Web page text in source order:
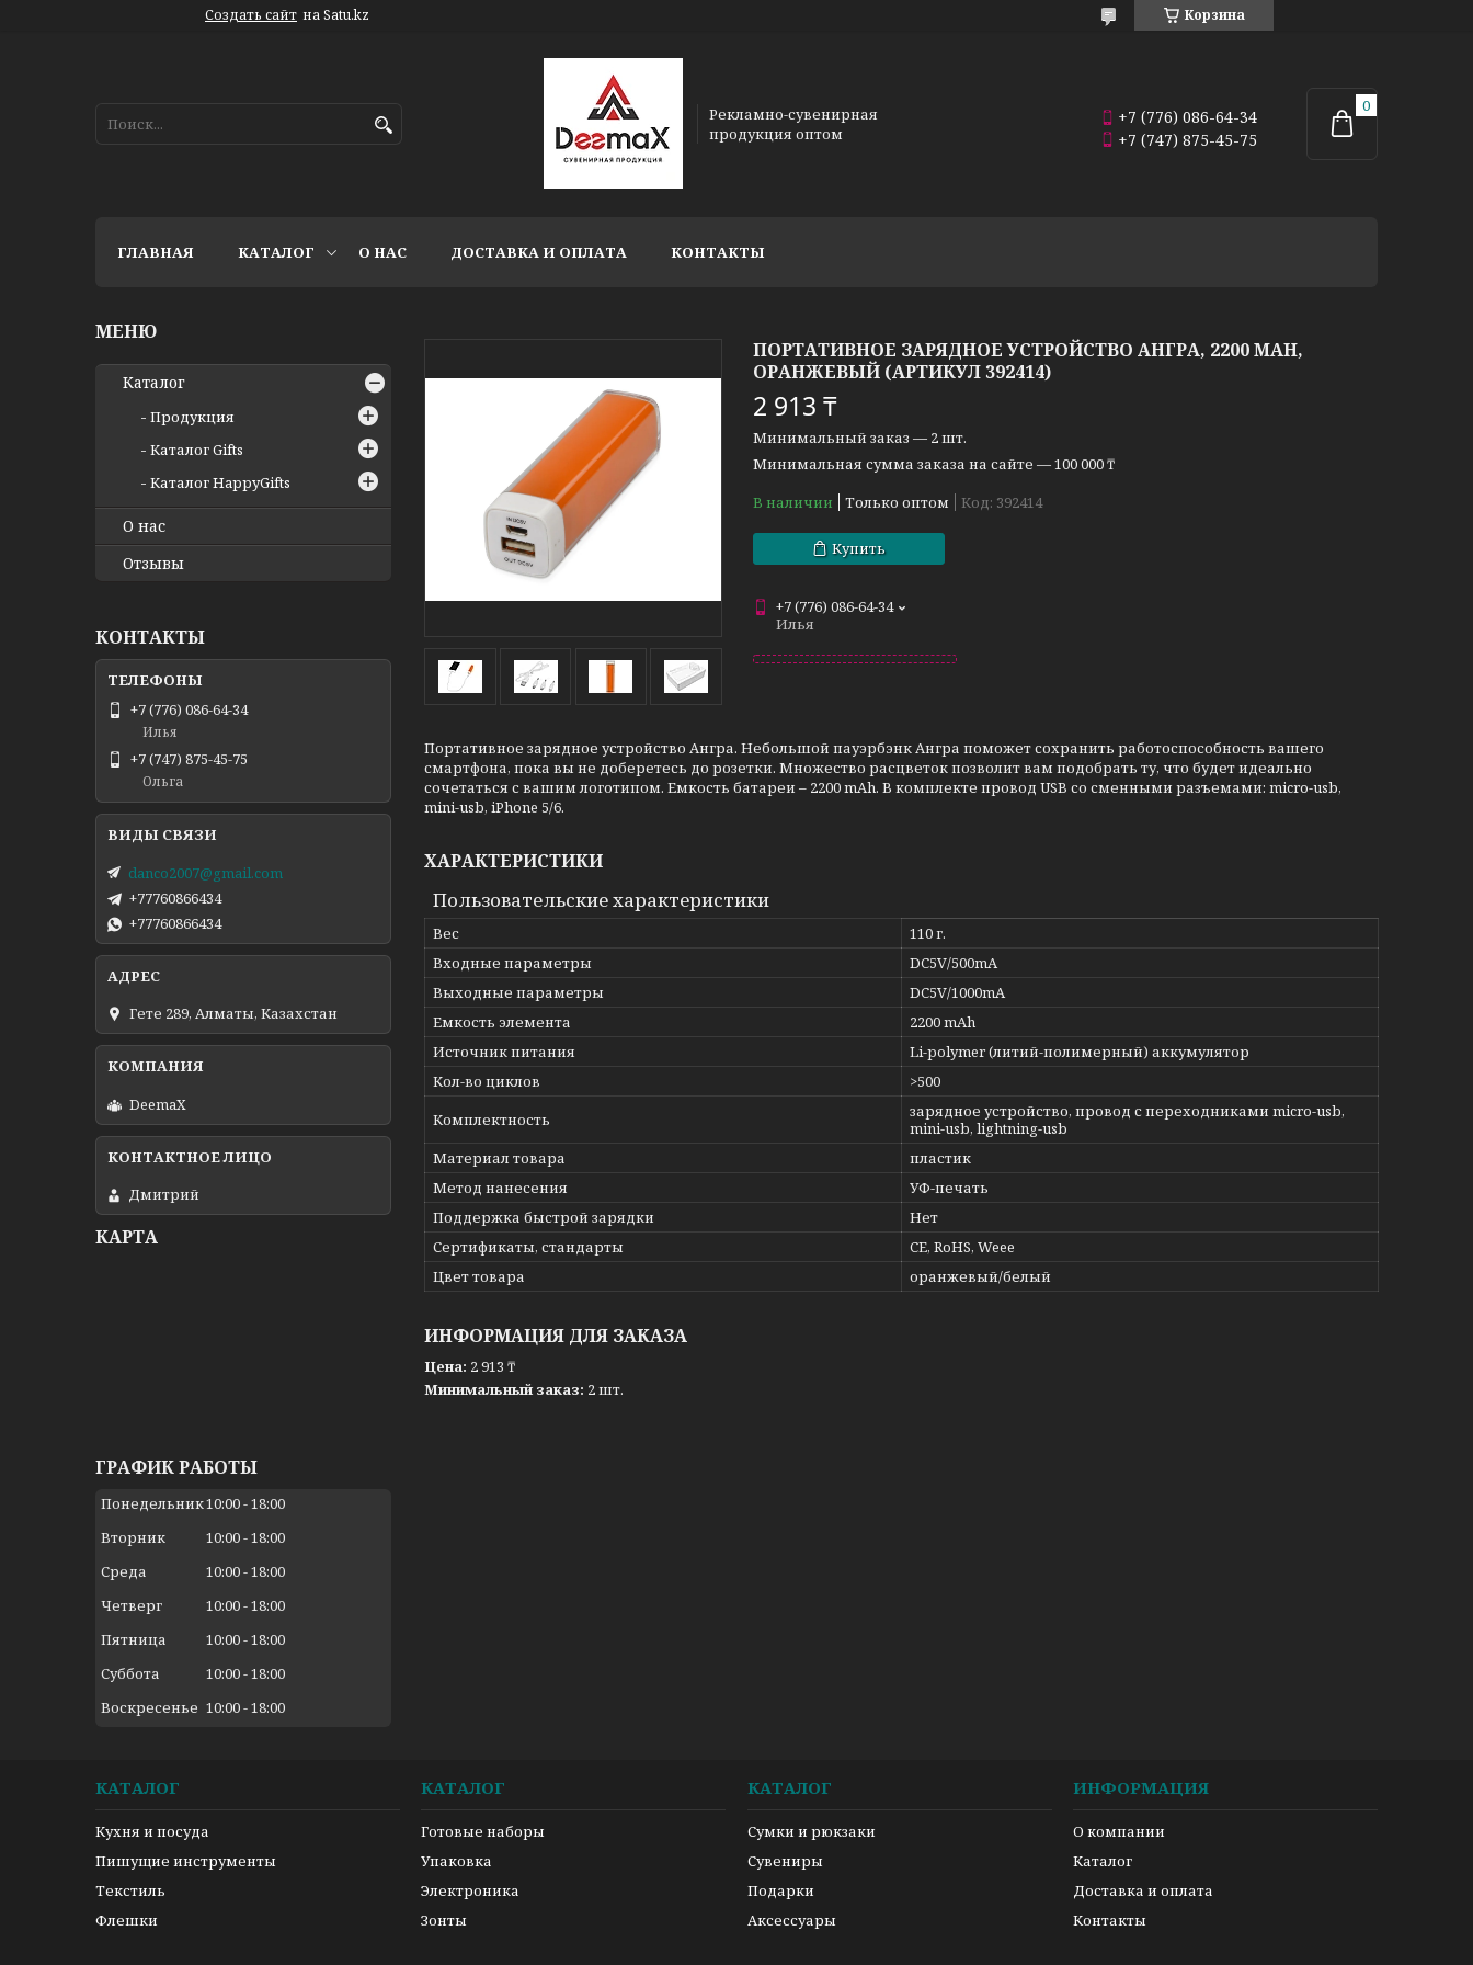
Создать сайт на Satu.kz Корзина
Рекламно-сувенирная
продукция оптом
+7 (776) 086-64-34
+7 (747) 875-45-75
ГЛАВНАЯ КАТАЛОГ О НАС ДОСТАВКА И ОПЛАТА КОНТАКТЫ
ПОРТАТИВНОЕ ЗАРЯДНОЕ УСТРОЙСТВО АНГРА, 2200 MAH,
ОРАНЖЕВЫЙ (АРТИКУЛ 392414)
2 913 ₸
Минимальный заказ — 2 шт.
Минимальная сумма заказа на сайте — 100 000 ₸
В наличии
Только оптом Код: 392414
Купить
+7 (776) 086-64-34
Илья
Портативное зарядное устройство Ангра. Небольшой пауэрбэнк Ангра поможет сохранить работоспособность вашего
смартфона, пока вы не доберетесь до розетки. Множество расцветок позволит вам подобрать ту, что будет идеально
сочетаться с вашим логотипом. Емкость батареи – 2200 mAh. В комплекте провод USB со сменными разъемами: micro-usb,
mini-usb, iPhone 5/6.
ХАРАКТЕРИСТИКИ
Пользовательские характеристики
Вес
110 г.
Входные параметры
DC5V/500mA
Выходные параметры
DC5V/1000mA
Емкость элемента
2200 mAh
Источник питания
Li-polymer (литий-полимерный) аккумулятор
Кол-во циклов
>500
Комплектность
зарядное устройство, провод с переходниками micro-usb,
mini-usb, lightning-usb
Материал товара
пластик
Метод нанесения
УФ-печать
Поддержка быстрой зарядки
Нет
Сертификаты, стандарты
CE, RoHS, Weee
Цвет товара
оранжевый/белый
ИНФОРМАЦИЯ ДЛЯ ЗАКАЗА
Цена: 2 913 ₸
Минимальный заказ: 2 шт.
Каталог
Продукция
Каталог Gifts
Каталог HappyGifts
О нас
Отзывы
КОНТАКТЫ
+7 (776) 086-64-34
Илья
+7 (747) 875-45-75
Ольга
danco2007@gmail.com
+77760866434
+77760866434
Гете 289, Алматы, Казахстан
DeemaX
Дмитрий
КАРТА
ГРАФИК РАБОТЫ
Понедельник10:00 18:00
Вторник
10:00 18:00
Среда
10:00 18:00
Четверг
10:00 18:00
Пятница
10:00 18:00
Суббота
10:00 18:00
Воскресенье 10:00 18:00
КАТАЛОГ
Кухня и посуда
Пишущие инструменты
Текстиль
Флешки
КАТАЛОГ
Готовые наборы
Упаковка
Электроника
Зонты
КАТАЛОГ
Сумки и рюкзаки
Сувениры
Подарки
Аксессуары
ИНФОРМАЦИЯ
О компании
Каталог
Доставка и оплата
Контакты